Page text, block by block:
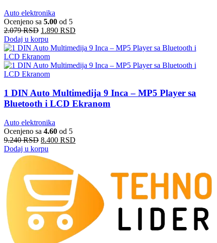
Auto elektronika
Ocenjeno sa 5.00 od 5
2.079RSD 1.890 RSD
Dodaj u korpu
1 DIN Auto Multimedija 9 Inca – MP5 Player sa
Bluetooth i LCD Ekranom
Auto elektronika
Ocenjeno sa 4.60 od 5
9.240RSD 8.400 RSD
Dodaj u korpu